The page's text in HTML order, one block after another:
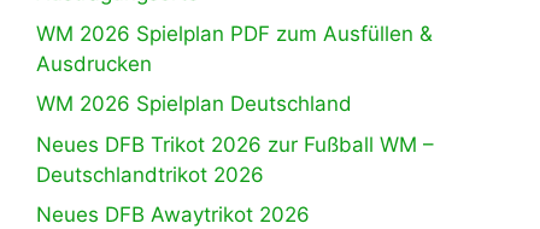
WM 2026 Spielplan PDF zum Ausfüllen &
Ausdrucken
WM 2026 Spielplan Deutschland
Neues DFB Trikot 2026 zur Fußball WM –
Deutschlandtrikot 2026
Neues DFB Awaytrikot 2026